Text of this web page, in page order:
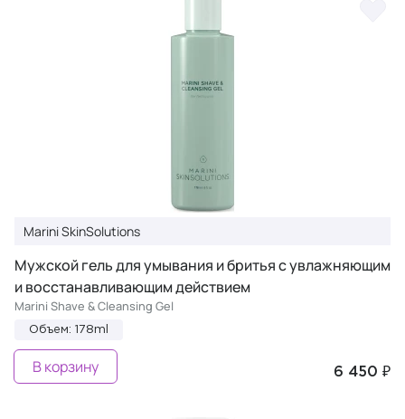
Marini SkinSolutions
Мужской гель для умывания и бритья с увлажняющим
и восстанавливающим действием
Marini Shave & Cleansing Gel
Объем: 178ml
6 450 ₽
В корзину